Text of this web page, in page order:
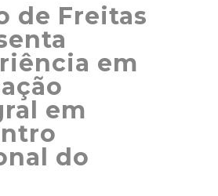
de Freitas
em
em
do